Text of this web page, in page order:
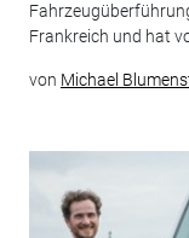
Frankreich und hat
von Michael